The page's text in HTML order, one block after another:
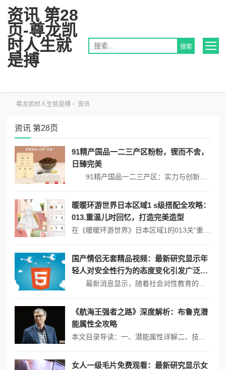
资讯 第28
页-尊龙凯
时人生就
是搏
尊龙凯时人生就是搏 > 资讯
资讯 第28页
91精产国品一二三产区粉粉，锲而不舍，
日臻完美
暖暖环游世界日本区域1 s级搭配全攻略：
013.重温儿时回忆，打造完美造型
国产情侣无套精品视频：最新研究显示年
轻人对安全性行为的态度变化引发广泛关
注，专家呼吁加强性教育与健康意识
《航海王强者之路》深度解析：布鲁克潜
能属性全攻略
女人一级毛片免费观看：最新研究显示女